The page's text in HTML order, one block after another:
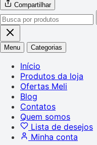
Compartilhar
Menu Categorias
Início
Produtos da loja
Ofertas Meli
Blog
Contatos
Quem somos
Lista de desejos
Minha conta